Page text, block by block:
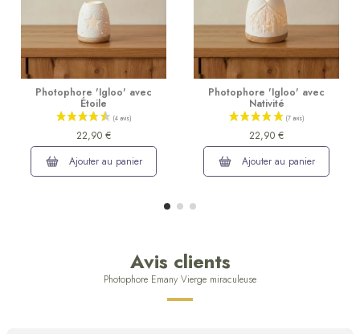
Photophore 'Igloo' avec
Étoile
22,90 €
Ajouter au panier
Photophore 'Igloo' avec
Nativité
22,90 €
Ajouter au panier
Avis clients
Photophore Emany Vierge miraculeuse